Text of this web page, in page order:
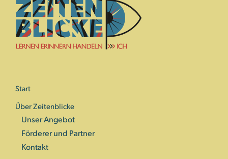
Start
Über Zeitenblicke
Unser Angebot
Förderer und Partner
Kontakt